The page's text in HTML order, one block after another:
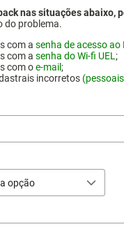
nas situações abaixo,
do problema.
com a senha de acesso
com a senha do Wi-fi UEL ;
com oe-mail;
incorretos
opção